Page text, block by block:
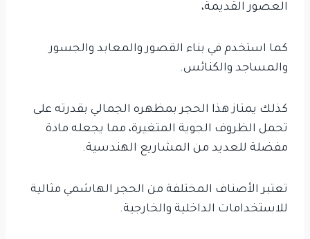
العصور القديمة،
كما استخدم في بناء القصور والمعابد والجسور
والمساجد والكنائس.
كذلك يمتاز هذا الحجر بمظهره الجمالي بقدرته على
تحمل الظروف الجوية المتغيرة، مما يجعله مادة
مفضلة للعديد من المشاريع الهندسية.
تعتبر الأصناف المختلفة من الحجر الهاشمي مثالية
للاستخدامات الداخلية والخارجية.